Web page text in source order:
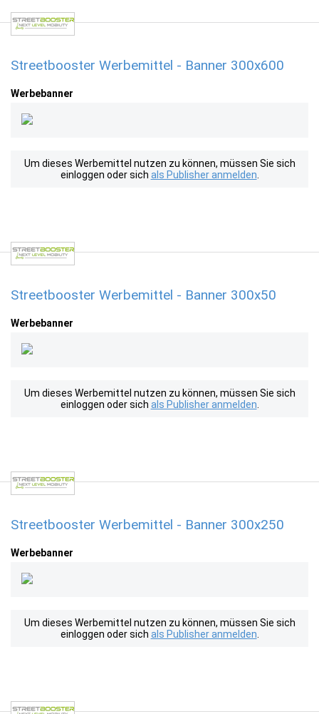
Streetbooster Werbemittel - Banner 300x600
Werbebanner
Um dieses Werbemittel nutzen zu können, müssen Sie sich
einloggen oder sich als Publisher anmelden
Streetbooster Werbemittel - Banner 300x50
Werbebanner
Um dieses Werbemittel nutzen zu können, müssen Sie sich
einloggen oder sich als Publisher anmelden
Streetbooster Werbemittel - Banner 300x250
Werbebanner
Um dieses Werbemittel nutzen zu können, müssen Sie sich
einloggen oder sich als Publisher anmelden